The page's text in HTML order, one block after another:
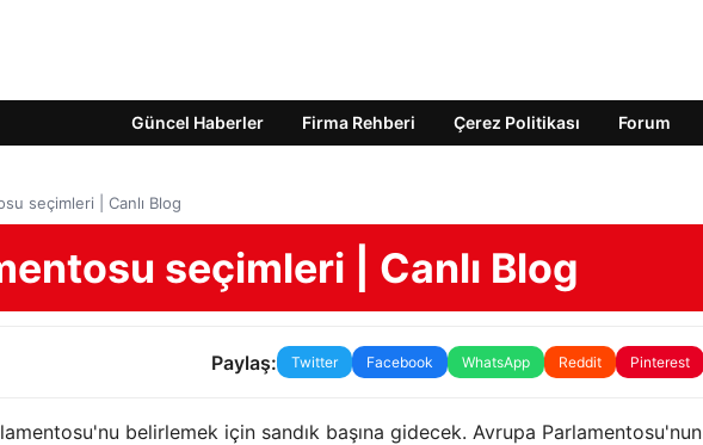
Güncel Haberler Firma Rehberi Çerez Politikası Forum
seçimleri | Canlı Blog
seçimleri | Canlı Blog
Paylaş: Twitter Facebook WhatsApp Reddit Pinterest
belirlemek için sandık başına gidecek. Avrupa Parlamentosu'nun